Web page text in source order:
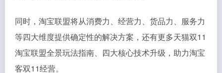
同时，淘宝联盟将从消费力、经营力、货品力、服务力
等四大维度提供确定性的解决方案，还有更多天猫双11
淘宝联盟全景玩法指南、四大核心技术升级，助力淘宝
客双11经营。